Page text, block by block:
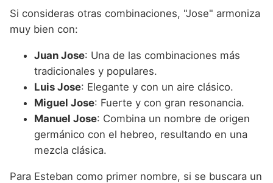
Si consideras otras combinaciones, "Jose" armoniza
muy bien con:
Juan Jose: Una de las combinaciones más
tradicionales y populares.
Luis Jose: Elegante y con un aire clásico.
Miguel Jose: Fuerte y con gran resonancia.
Manuel Jose: Combina un nombre de origen
germánico con el hebreo, resultando en una
mezcla clásica.
Para Esteban como primer nombre, si se buscara un